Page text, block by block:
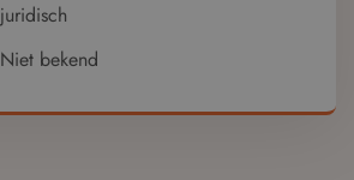
juridisch
Niet bekend